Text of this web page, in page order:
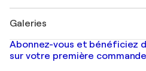
Banksy
Mr. Brainwash
Shepard Fairey
Tableaux abstraits à vendre
Peintures de paysage
Estampes
Galeries
Galeries d'art en France
Galeries d'art en Belgique
Abonnez-vous et bénéficiez
sur votre première commande